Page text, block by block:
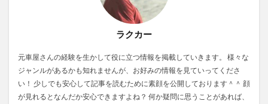
ラクカー
元車屋さんの経験を生かして役に立つ情報を掲載していきます。 様々な
ジャンルがあるかも知れませんが、お好みの情報を見ていってくださ
い！ 少しでも安心して記事を読むために素顔を公開しております＾＾ 顔
が見れるとなんだか安心できますよね？ 何か疑問に思うことがあれば、